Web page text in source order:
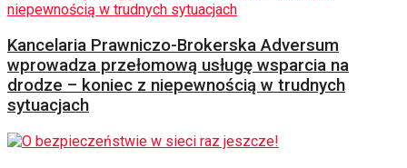
Kancelaria Prawniczo-Brokerska Adversum
wprowadza przełomową usługę wsparcia na
drodze – koniec z niepewnością w trudnych
sytuacjach